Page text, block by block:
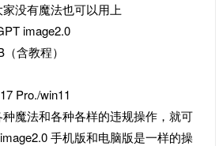
没有魔法也可以用上
image2.0
含教程）
Pro./win11
种魔法和各种各样的违规操作，就可
手机版和电脑版是一样的操